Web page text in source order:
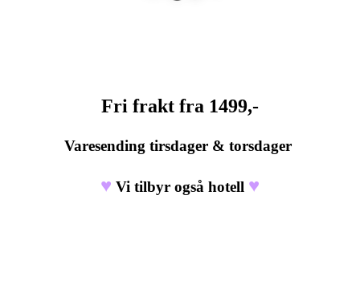
Fri frakt fra 1499,-
Varesending tirsdager & torsdager
♥ Vi tilbyr også hotell ♥